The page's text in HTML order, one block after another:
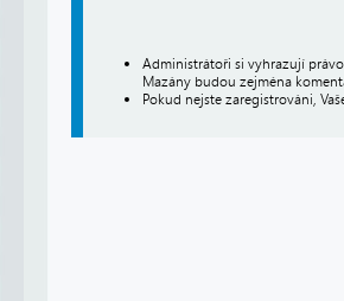
Administrátoři si vyhrazují
Mazány budou zejména
Pokud nejste zaregistrováni,